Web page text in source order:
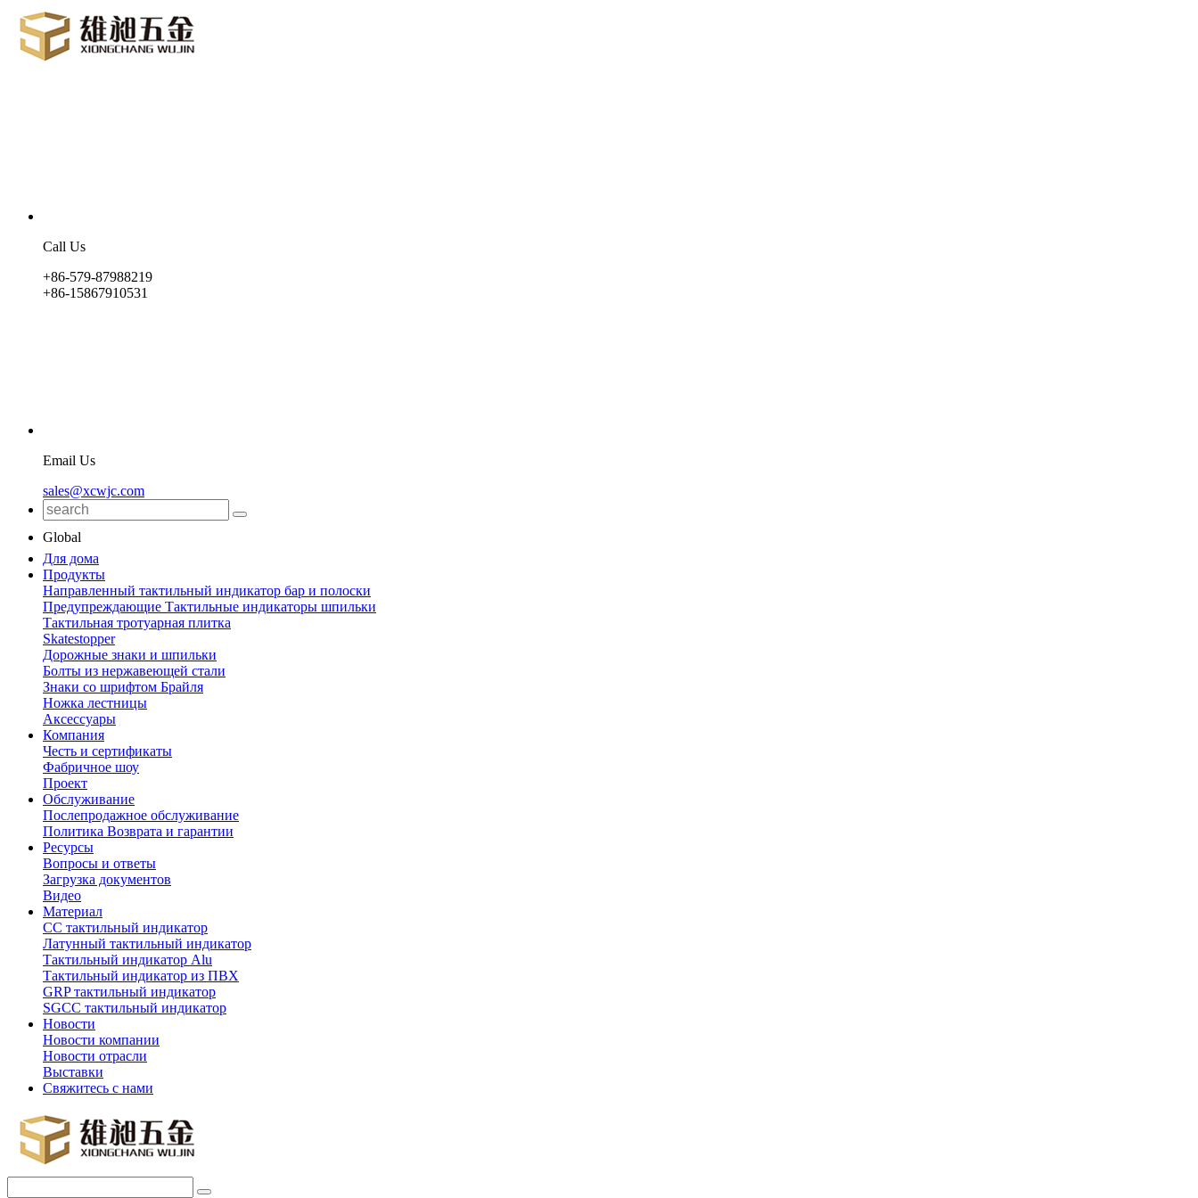
Call Us
+86-579-87988219
+86-15867910531
Email Us
sales@xcwjc.com
Global
Для дома
Продукты
Направленный тактильный индикатор бар и полоски
Предупреждающие Тактильные индикаторы шпильки
Тактильная тротуарная плитка
Skatestopper
Дорожные знаки и шпильки
Болты из нержавеющей стали
Знаки со шрифтом Брайля
Ножка лестницы
Аксессуары
Компания
Честь и сертификаты
Фабричное шоу
Проект
Обслуживание
Послепродажное обслуживание
Политика Возврата и гарантии
Ресурсы
Вопросы и ответы
Загрузка документов
Видео
Материал
СС тактильный индикатор
Латунный тактильный индикатор
Тактильный индикатор Alu
Тактильный индикатор из ПВХ
GRP тактильный индикатор
SGCC тактильный индикатор
Новости
Новости компании
Новости отрасли
Выставки
Свяжитесь с нами